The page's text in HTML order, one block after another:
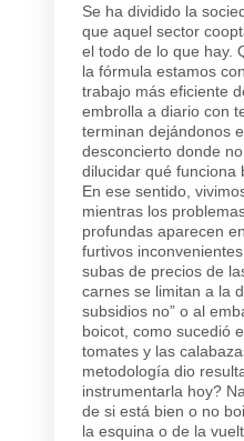
Se ha dividido la
que aquel sector
el todo de lo que hay.
la fórmula estamos
trabajo más eficiente
embrolla a diario con
terminan dejándonos
desconcierto donde
dilucidar qué funciona
En ese sentido,
mientras los
profundas aparecen
furtivos
subas de precios de
carnes se limitan a la
subsidios no” o al
boicot, como sucedió
tomates y las
metodología dio
instrumentarla hoy?
de si está bien o no
la esquina o de la